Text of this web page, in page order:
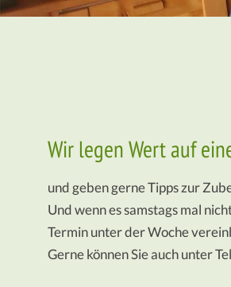
Wir legen Wert auf
und geben gerne Tipps zur
Und wenn es samstags mal
Termin unter der Woche
Gerne können Sie auch unter